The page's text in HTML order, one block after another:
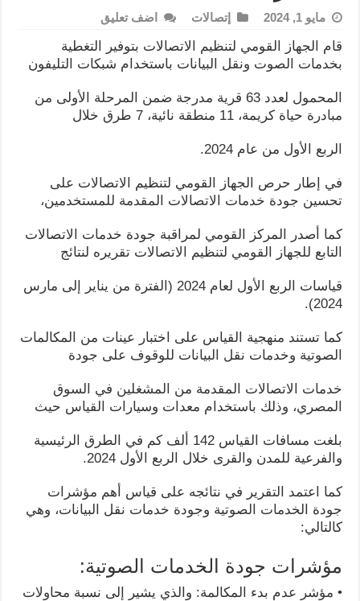
مايو 1, 2024 إتصالات اضف تعليق
قام الجهاز القومي لتنظيم الاتصالات بتوفير التغطية
بخدمات الصوت ونقل البيانات باستخدام شبكات التليفون
المحمول لعدد 63 قرية مدرجة ضمن المرحلة الأولى من
مبادرة حياة كريمة، 11 منطقة نائية، 7 طرق خلال
الربع الأول من عام 2024.
في إطار حرص الجهاز القومي لتنظيم الاتصالات على
تحسين جودة خدمات الاتصالات المقدمة للمستخدمين،
كما أصدر المركز القومي لمراقبة جودة خدمات الاتصالات
التابع للجهاز القومي لتنظيم الاتصالات تقريره لنتائج
قياسات الربع الأول لعام 2024 (الفترة من يناير إلى مارس
2024).
كما تستند منهجية القياس على اختبار عينات من المكالمات
الصوتية وخدمات نقل البيانات للوقوف على جودة
خدمات الاتصالات المقدمة من المشغلين في السوق
المصري، وذلك باستخدام معدات وسيارات القياس حيث
بلغت مسافات القياس 142 ألف كم في الطرق الرئيسية
والفرعية للمدن والقرى خلال الربع الأول 2024.
كما اعتمد التقرير في نتائجه على قياس أهم مؤشرات
جودة الخدمات الصوتية وجودة خدمات نقل البيانات، وهي
كالتالي:
مؤشرات جودة الخدمات الصوتية:
• مؤشر عدم بدء المكالمة: والذي يشير إلى نسبة محاولات